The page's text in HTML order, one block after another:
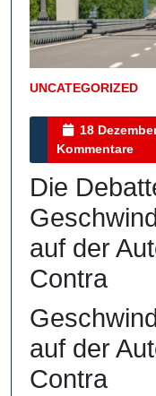
UNCATEGORIZED
Kategorie
18
Kommentare
Die
auf der
Contra
auf der
Contra